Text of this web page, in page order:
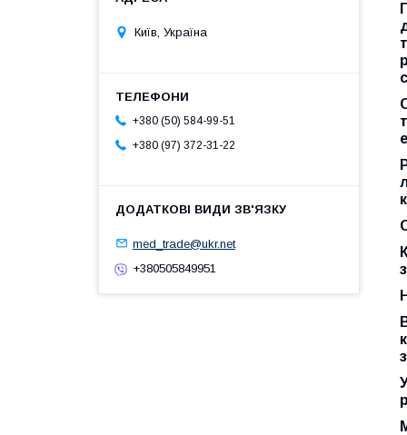
Київ, Україна
+380 (50) 584-99-51
+380 (97) 372-31-22
med_trade@ukr.net
+380505849951